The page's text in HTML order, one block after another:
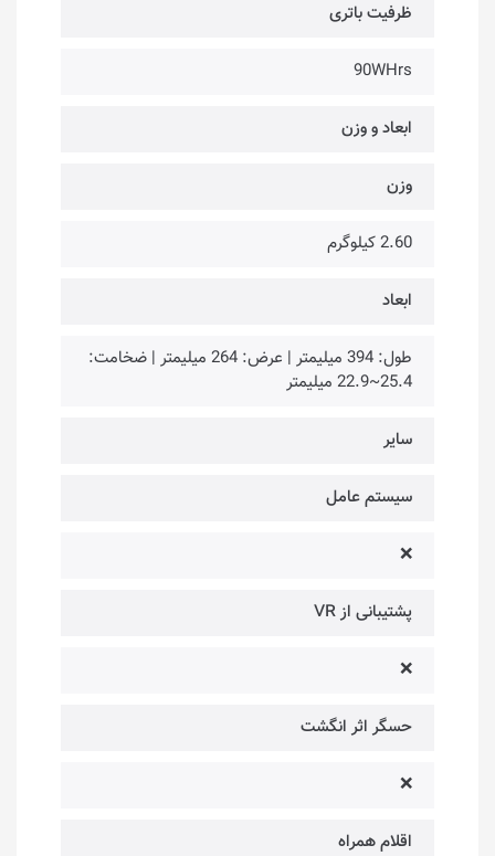
ظرفیت باتری
90WHrs
ابعاد و وزن
وزن
2.60 کیلوگرم
ابعاد
طول: 394 میلیمتر | عرض: 264 میلیمتر | ضخامت:
25.4~22.9 میلیمتر
سایر
سیستم عامل
❌
پشتیبانی از VR
❌
حسگر اثر انگشت
❌
اقلام همراه